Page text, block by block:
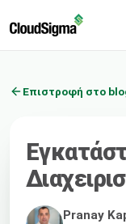
Επιστροφή στο
Pranay